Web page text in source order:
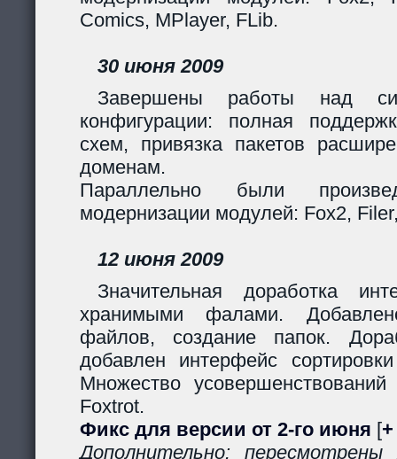
Comics, MPlayer, FLib.
30 июня 2009
Завершены работы над
конфигурации: полная
схем, привязка пакетов
доменам.
Параллельно были
модернизации модулей: Fox2,
12 июня 2009
Значительная доработка
хранимыми фалами.
файлов, создание папок.
добавлен интерфейс
Множество
Foxtrot.
Фикс для версии от 2-го июня [
Дополнительно: